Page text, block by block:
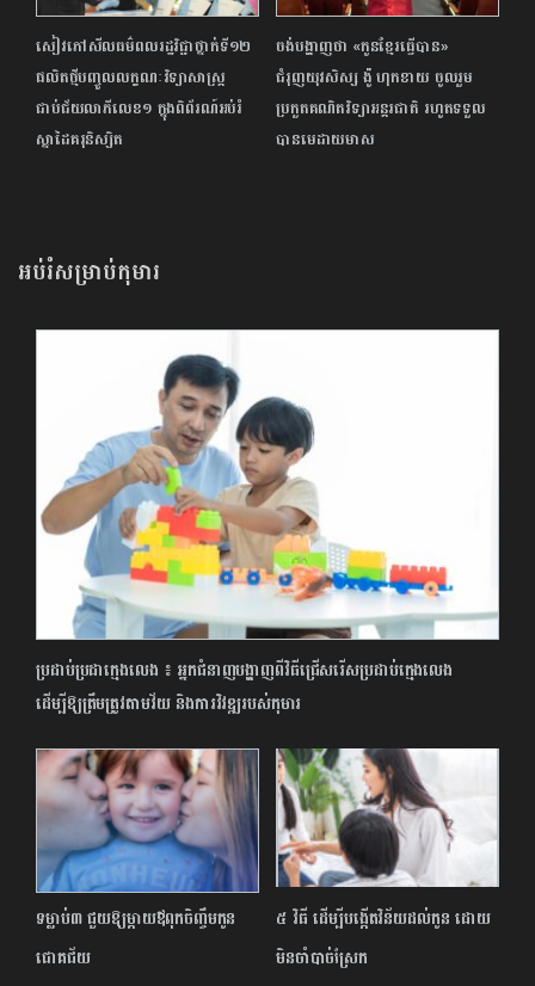
សៀវភៅសីលធម៌ពលរដ្ឋវិជ្ជាថ្នាក់ទី១២
ផលិតថ្មីបញ្ចូលលក្ខណៈវិទ្យាសាស្រ្ត
ជាប់ជ័យលាភីលេខ១ ក្នុងពិព័រណ៍អប់រំ
ស្នាដៃគរុនិស្សិត
ចង់បង្ហាញថា «កូនខ្មែរធ្វើបាន»
ជំរុញយុវសិស្ស ង៉ូ ហុកខាយ ចូលរួម
ប្រកួតគណិតវិទ្យាអន្តរជាតិ រហូត​ទទួល
បានមេដាយមាស
អប់រំសម្រាប់កុមារ
ប្រដាប់ប្រដាក្មេងលេង ៖ អ្នកជំនាញបង្ហាញពីវិធីជ្រើសរើសប្រដាប់ក្មេងលេង
ដើម្បីឱ្យត្រឹមត្រូវតាមវ័យ និងការវិវឌ្ឍរបស់កុមារ
ទម្លាប់៣ ជួយឱ្យម្ដាយឪពុកចិញ្ចឹមកូន
ជោគជ័យ
៥ វិធី ដើម្បីបង្កើតវិន័យដល់កូន ដោយ
មិនចាំបាច់ស្រែក